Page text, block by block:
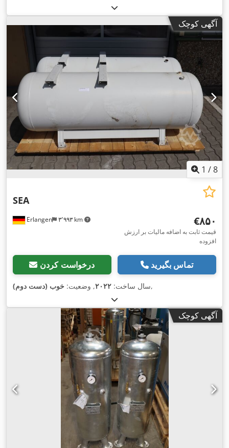
آگهی کوچک
1 /8
Erlangen ۳٬۹۹۳ km
SEA
‎€۸۵۰
قیمت ثابت به اضافه مالیات بر ارزش
افزوده
درخواست کردن تماس بگیرید
سال ساخت: ۲۰۲۲, وضعیت: خوب (دست دوم) ,
آگهی کوچک